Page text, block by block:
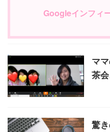
Googleインフィ
マ
茶会
驚